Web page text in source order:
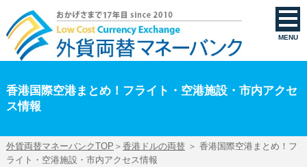
MENU
香港国際空港まとめ！フライト・空港施設・市内アクセス情報 | 外貨両替マネーバンク
香港国際空港まとめ！フライト・空港施設・市内アクセ
ス情報
外貨両替マネーバンクTOP ＞ 香港ドルの両替 ＞ 香港国際空港まとめ！フ
ライト・空港施設・市内アクセス情報